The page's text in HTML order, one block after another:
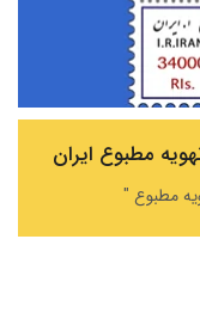
مطبوع ایران
مطبوع "